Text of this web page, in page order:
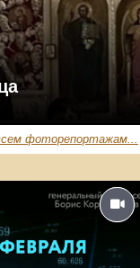
фоторепортажам...